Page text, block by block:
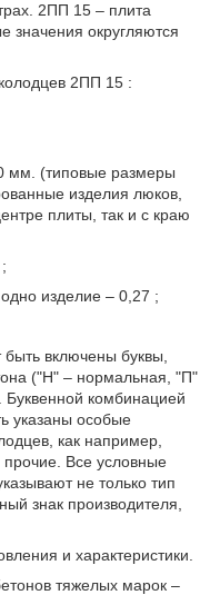
2ПП 15 – плита
значения округляются
2ПП 15 :
мм. (типовые размеры
изделия люков,
плиты, так и с краю
изделие – 0,27 ;
включены буквы,
("Н" – нормальная, "П"
комбинацией
указаны особые
как например,
Все условные
не только тип
знак производителя,
и характеристики.
тяжелых марок –